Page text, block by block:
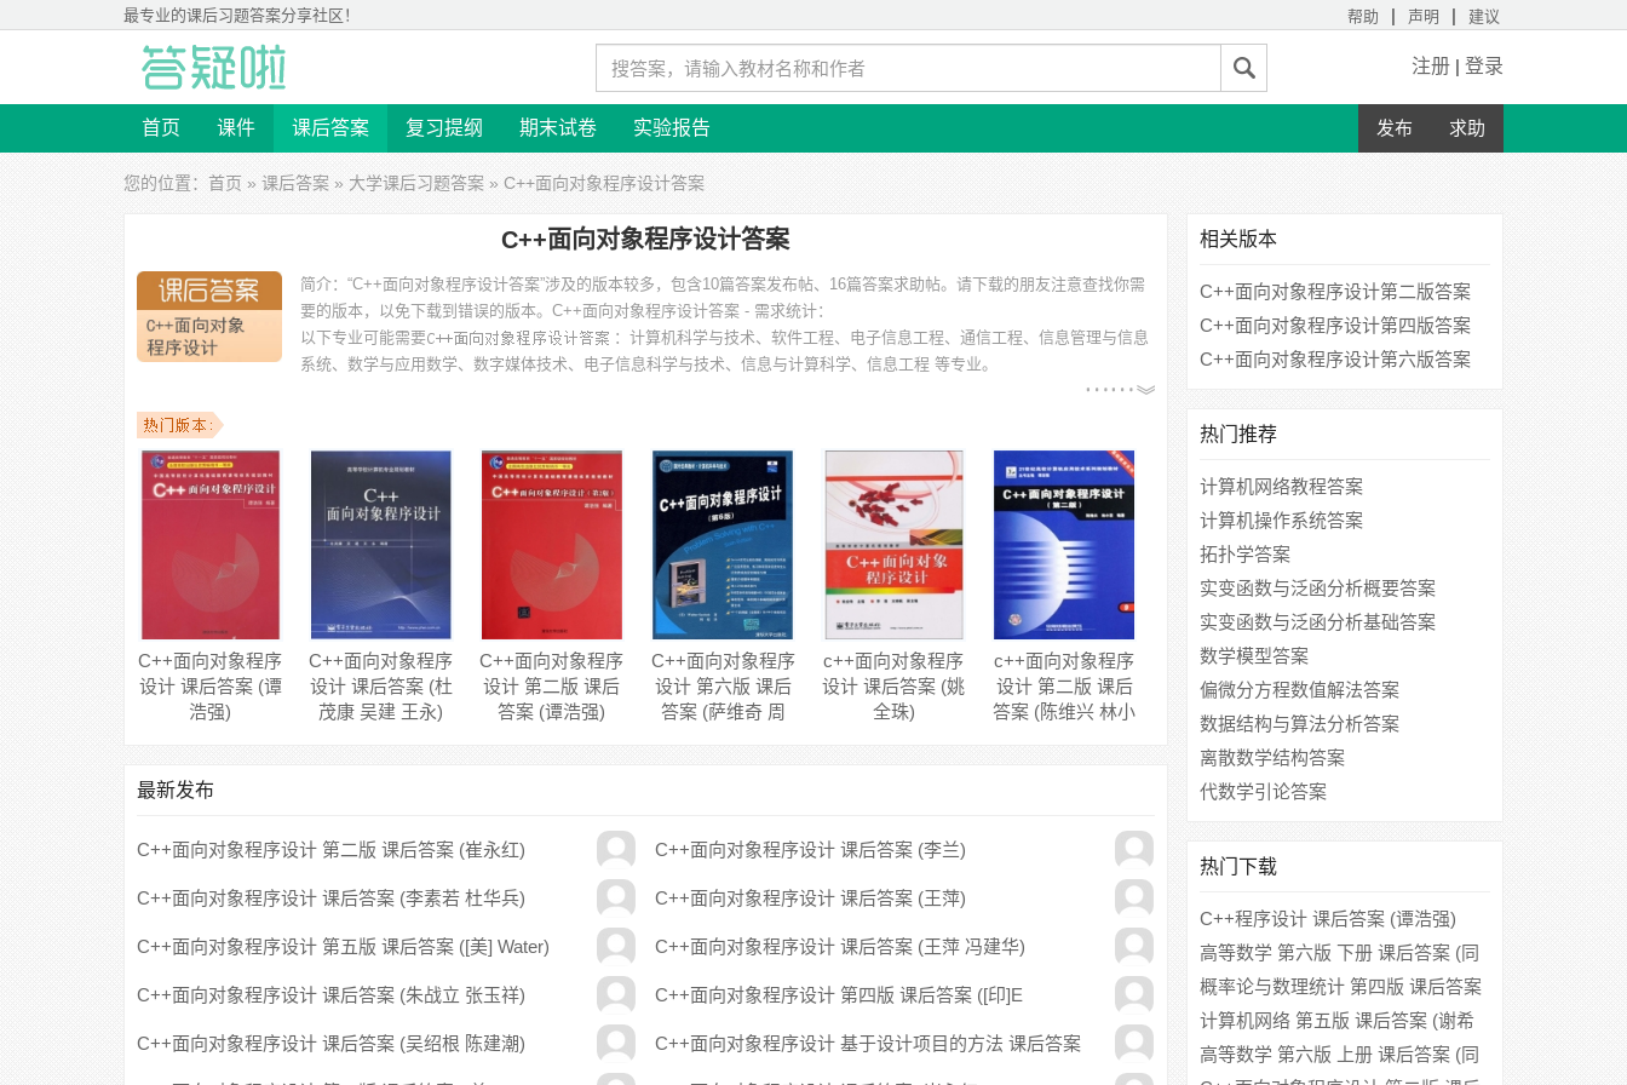
最专业的课后习题答案分享社区！ 帮助 | 声明 | 建议
注册 | 登录
首页 课件 课后答案 复习提纲 期末试卷 实验报告 发布 求助
您的位置： 首页 » 课后答案 » 大学课后习题答案 » C++面向对象程序设计答案
C++面向对象程序设计答案
简介： “C++面向对象程序设计答案”涉及的版本较多，包含10篇答案发布帖、16篇答案求助帖。请下载的朋友注意查找你需
要的版本，以免下载到错误的版本。 C++面向对象程序设计答案 - 需求统计：
以下专业可能需要
：计算机科学与技术、软件工程、电子信息工程、通信工程、信息管理与信息
系统、数学与应用数学、数字媒体技术、电子信息科学与技术、信息与计算科学、信息工程 等专业。
：东华大学、广东工业大学、浙江理工大学、太原理工大学、中南民族大学、辽宁石油化工大
学、中国地质大学（武汉）、杭州电子科技大学、东华理工大学、安徽建筑工业学院 等。
C++面向对象程序
设计 课后答案 (谭
浩强)
C++面向对象程序
设计 课后答案 (杜
茂康 吴建 王永)
C++面向对象程序
设计 第二版 课后
答案 (谭浩强)
C++面向对象程序
设计 第六版 课后
答案 (萨维奇 周
c++面向对象程序
设计 课后答案 (姚
全珠)
c++面向对象程序
设计 第二版 课后
答案 (陈维兴 林小
最新发布
C++面向对象程序设计 第二版 课后答案 (崔永红) C++面向对象程序设计 课后答案 (李兰)
C++面向对象程序设计 课后答案 (李素若 杜华兵) C++面向对象程序设计 课后答案 (王萍)
C++面向对象程序设计 第五版 课后答案 ([美] Water) C++面向对象程序设计 课后答案 (王萍 冯建华)
C++面向对象程序设计 课后答案 (朱战立 张玉祥)
C++面向对象程序设计 第四版 课后答案 ([印]E
Balagurusamy)
C++面向对象程序设计 课后答案 (吴绍根 陈建潮)
C++面向对象程序设计 基于设计项目的方法 课后答案
相关版本
C++面向对象程序设计第二版答案
C++面向对象程序设计第四版答案
C++面向对象程序设计第六版答案
热门推荐
计算机网络教程答案
计算机操作系统答案
拓扑学答案
实变函数与泛函分析概要答案
实变函数与泛函分析基础答案
数学模型答案
偏微分方程数值解法答案
数据结构与算法分析答案
离散数学结构答案
代数学引论答案
热门下载
C++程序设计 课后答案 (谭浩强)
高等数学 第六版 下册 课后答案 (同
济大学数学系)
概率论与数理统计 第四版 课后答案
(盛骤)
计算机网络 第五版 课后答案 (谢希
仁)
高等数学 第六版 上册 课后答案 (同